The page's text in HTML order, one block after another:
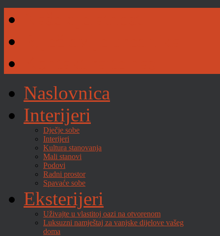
Naslovnica
Interijeri
Dječje sobe
Interijeri
Kultura stanovanja
Mali stanovi
Podovi
Radni prostor
Spavaće sobe
Eksterijeri
Uživajte u vlastitoj oazi na otvorenom
Luksuzni namještaj za vanjske dijelove vašeg
doma